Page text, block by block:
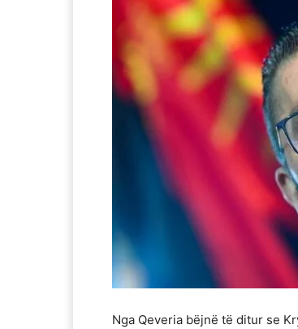
Nga Qeveria bëjnë të ditur se